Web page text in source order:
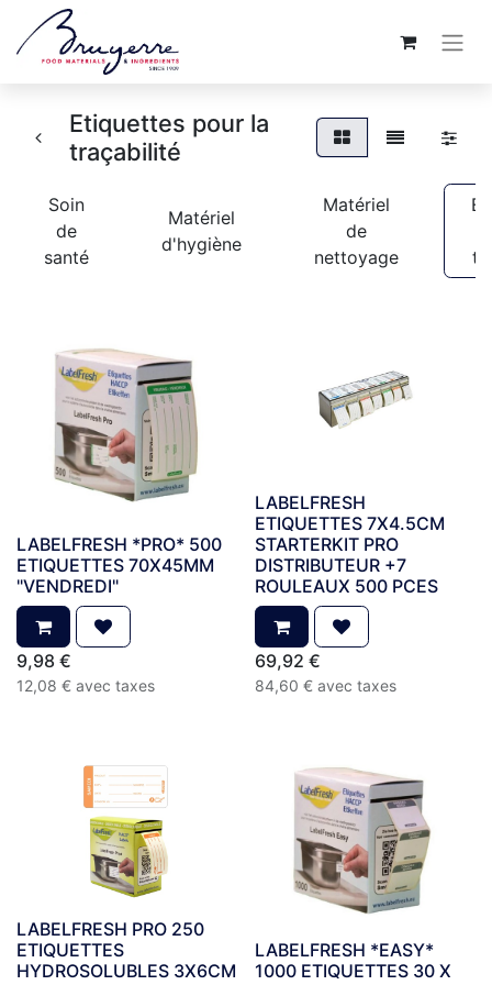
Etiquettes pour la
traçabilité
Soin
de
santé
Matériel
d'hygiène
Matériel
de
nettoyage
LABELFRESH *PRO* 500
ETIQUETTES 70X45MM
"VENDREDI"
9,98 €
12,08 € avec taxes
LABELFRESH
ETIQUETTES 7X4.5CM
STARTERKIT PRO
DISTRIBUTEUR +7
ROULEAUX 500 PCES
69,92 €
84,60 € avec taxes
LABELFRESH PRO 250
ETIQUETTES
HYDROSOLUBLES 3X6CM
LABELFRESH *EASY*
1000 ETIQUETTES 30 X